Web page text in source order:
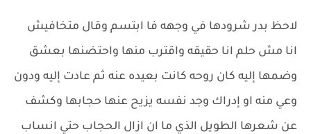
لاحظ بدر شرودها في وجهه فا ابتسم وقال متخافيش
انا مش حلم انا حقيقه واقترب منها واحتضنها بعشق
وضمها إليه كان روحه كانت بعيده عنه ثم عادت إليه ودون
وعي منه او إدراك وجد نفسه يزيح عنها حجابها وكشف
عن شعرها الطويل الذي ما ان ازال الحجاب حتي انساب